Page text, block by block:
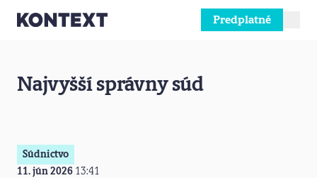
Predplatné
Najvyšší správny súd
Súdnictvo
11. jún 2026 13:41